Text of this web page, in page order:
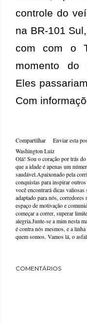
controle do
na BR-101
com com o
momento do
Eles
Com
Compartilhar
Enviar esta
Washington Luiz
Olá! Sou o coração por trás
que a idade é apenas um
saudável.Apaixonado pela
conquistas para inspirar
você encontrará dicas
adaptado para nós,
espaço de motivação e
começar a correr, superar
alegria.Junte-se a mim nesta
é contra nós mesmos, e a
quem somos. Vamos lá, o
COMENTÁRIOS